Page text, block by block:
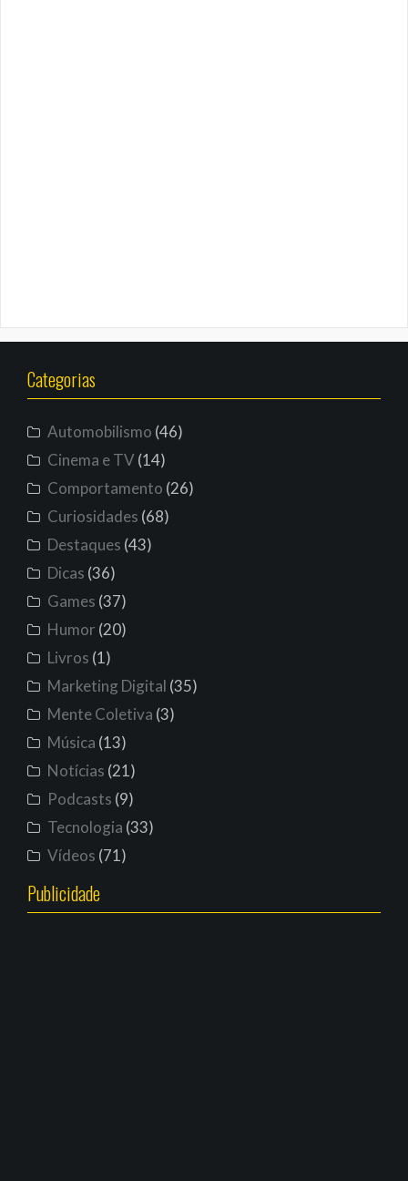
Categorias
Automobilismo (46)
Cinema e TV(14)
Comportamento (26)
Curiosidades (68)
Destaques (43)
Dicas (36)
Games (37)
Humor (20)
Livros (1)
Marketing Digital (35)
Mente Coletiva (3)
Música (13)
Notícias (21)
Podcasts (9)
Tecnologia (33)
Vídeos (71)
Publicidade